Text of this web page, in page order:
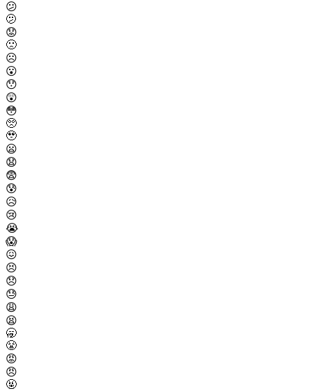
😕
🫤
😟
🙁
☹️
😮
😯
😲
😳
🥺
🥹
😦
😧
😨
😰
😥
😢
😭
😱
😖
😣
😞
😓
😩
😫
🥱
😤
😡
😠
🤬